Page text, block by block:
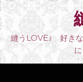
縫うLOVE♪ 好きな